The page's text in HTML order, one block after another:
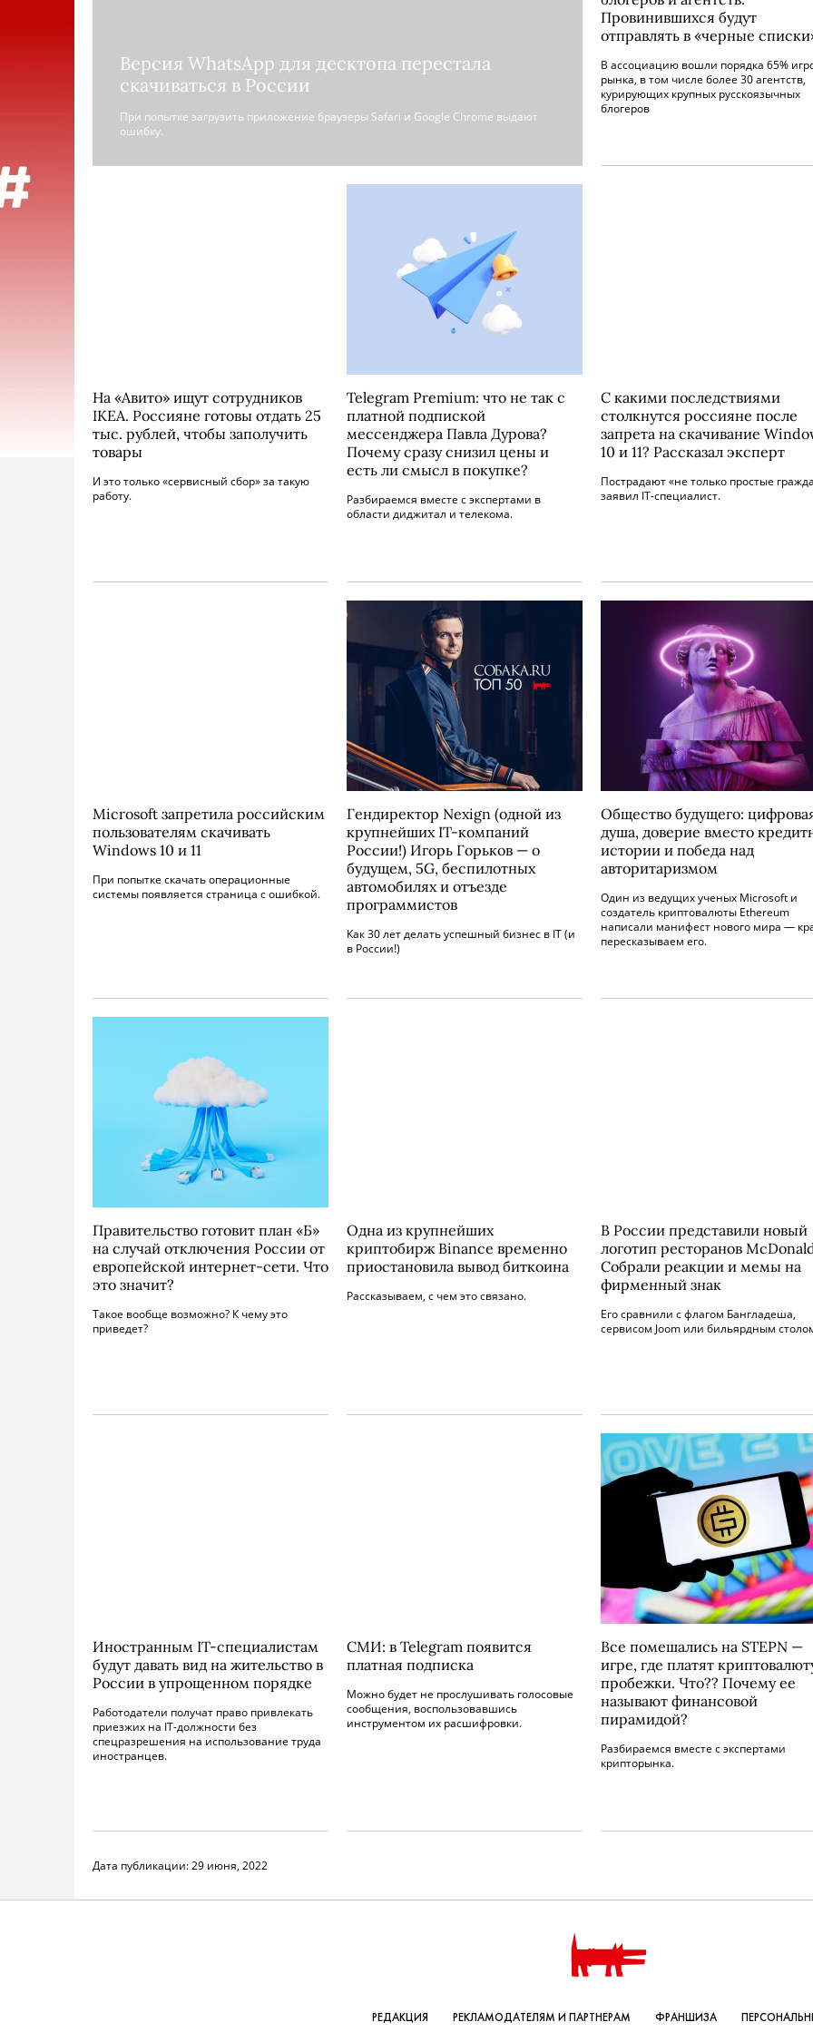
Версия WhatsApp для десктопа перестала
скачиваться в России
При попытке загрузить приложение браузеры Safari и Google Chrome выдают
ошибку.
Провинившихся будут
отправлять в «черные
В ассоциацию вошли порядка 65%
рынка, в том числе более 30 агентств,
курирующих крупных русскоязычных
блогеров
На «Авито» ищут сотрудников
IKEA. Россияне готовы отдать 25
тыс. рублей, чтобы заполучить
товары
И это только «сервисный сбор» за такую
работу.
Telegram Premium: что не так с
платной подпиской
мессенджера Павла Дурова?
Почему сразу снизил цены и
есть ли смысл в покупке?
Разбираемся вместе с экспертами в
области диджитал и телекома.
С какими последствиями
столкнутся россияне после
запрета на скачивание
10 и 11? Рассказал эксперт
Пострадают «не только простые
заявил IT-специалист.
Microsoft запретила российским
пользователям скачивать
Windows 10 и 11
При попытке скачать операционные
системы появляется страница с ошибкой.
Гендиректор Nexign (одной из
крупнейших IT-компаний
России!) Игорь Горьков — о
будущем, 5G, беспилотных
автомобилях и отъезде
программистов
Как 30 лет делать успешный бизнес в IT (и
в России!)
Общество будущего:
душа, доверие вместо
истории и победа над
авторитаризмом
Один из ведущих ученых Microsoft и
создатель криптовалюты Ethereum
написали манифест нового мира —
пересказываем его.
Правительство готовит план «Б»
на случай отключения России от
европейской интернет-сети. Что
это значит?
Такое вообще возможно? К чему это
приведет?
Одна из крупнейших
криптобирж Binance временно
приостановила вывод биткоина
Рассказываем, с чем это связано.
В России представили новый
логотип ресторанов
Собрали реакции и мемы на
фирменный знак
Его сравнили с флагом Бангладеша,
сервисом Joom или бильярдным
Иностранным IT-специалистам
будут давать вид на жительство в
России в упрощенном порядке
Работодатели получат право привлекать
приезжих на IT-должности без
спецразрешения на использование труда
иностранцев.
СМИ: в Telegram появится
платная подписка
Можно будет не прослушивать голосовые
сообщения, воспользовавшись
инструментом их расшифровки.
Все помешались на STEPN —
игре, где платят
пробежки. Что?? Почему ее
называют финансовой
пирамидой?
Разбираемся вместе с экспертами
крипторынка.
Дата публикации:29 июня, 2022
РЕДАКЦИЯ РЕКЛАМОДАТЕЛЯМ И ПАРТНЕРАМ ФРАНШИЗА